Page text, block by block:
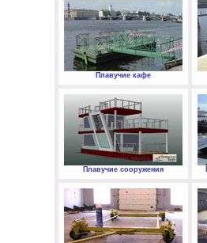
Плавучие кафе
Плавучие сооружения